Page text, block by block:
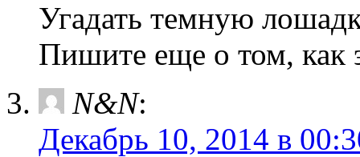
Угадать темную
Пишите еще о том, как
N&N:
Декабрь 10, 2014 в